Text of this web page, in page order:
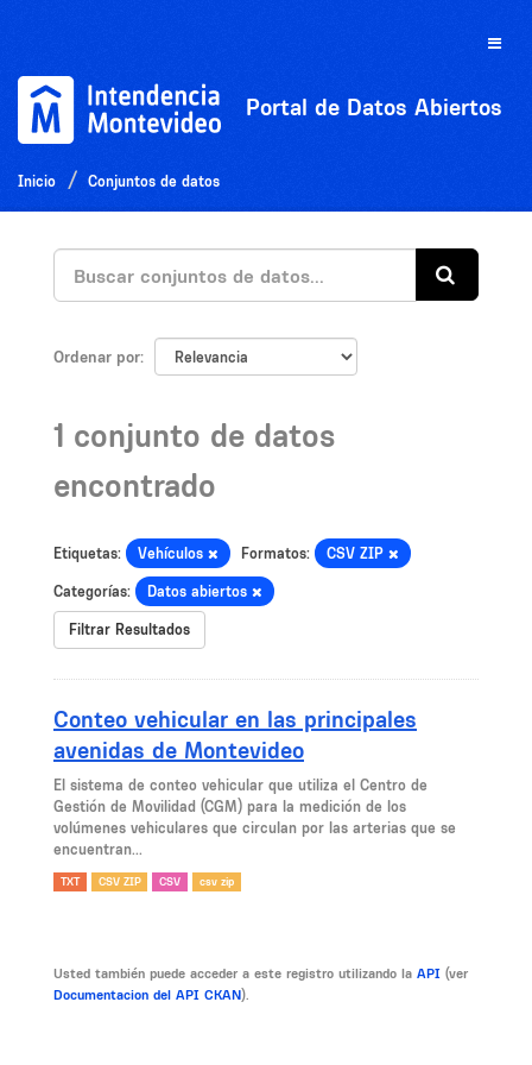
Toggle
Portal de Datos Abiertos
Inicio Conjuntos de datos
Ordenar por
1 conjunto de datos
encontrado
Etiquetas: Vehículos Formatos: CSV ZIP
Categorías: Datos abiertos
Filtrar Resultados
Conteo vehicular en las principales
avenidas de Montevideo
El sistema de conteo vehicular que utiliza el Centro de
Gestión de Movilidad (CGM) para la medición de los
volúmenes vehiculares que circulan por las arterias que se
encuentran...
TXT CSV ZIP CSV csv zip
Usted también puede acceder a este registro utilizando la API (ver
Documentacion del API CKAN).